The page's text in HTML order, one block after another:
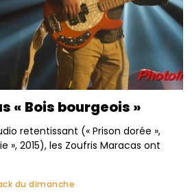
« Bois bourgeois »
retentissant (« Prison dorée »,
», 2015), les Zoufris Maracas ont
du dimanche